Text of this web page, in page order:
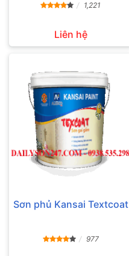
1,221
Liên hệ
Sơn phủ Kansai Textcoat
977